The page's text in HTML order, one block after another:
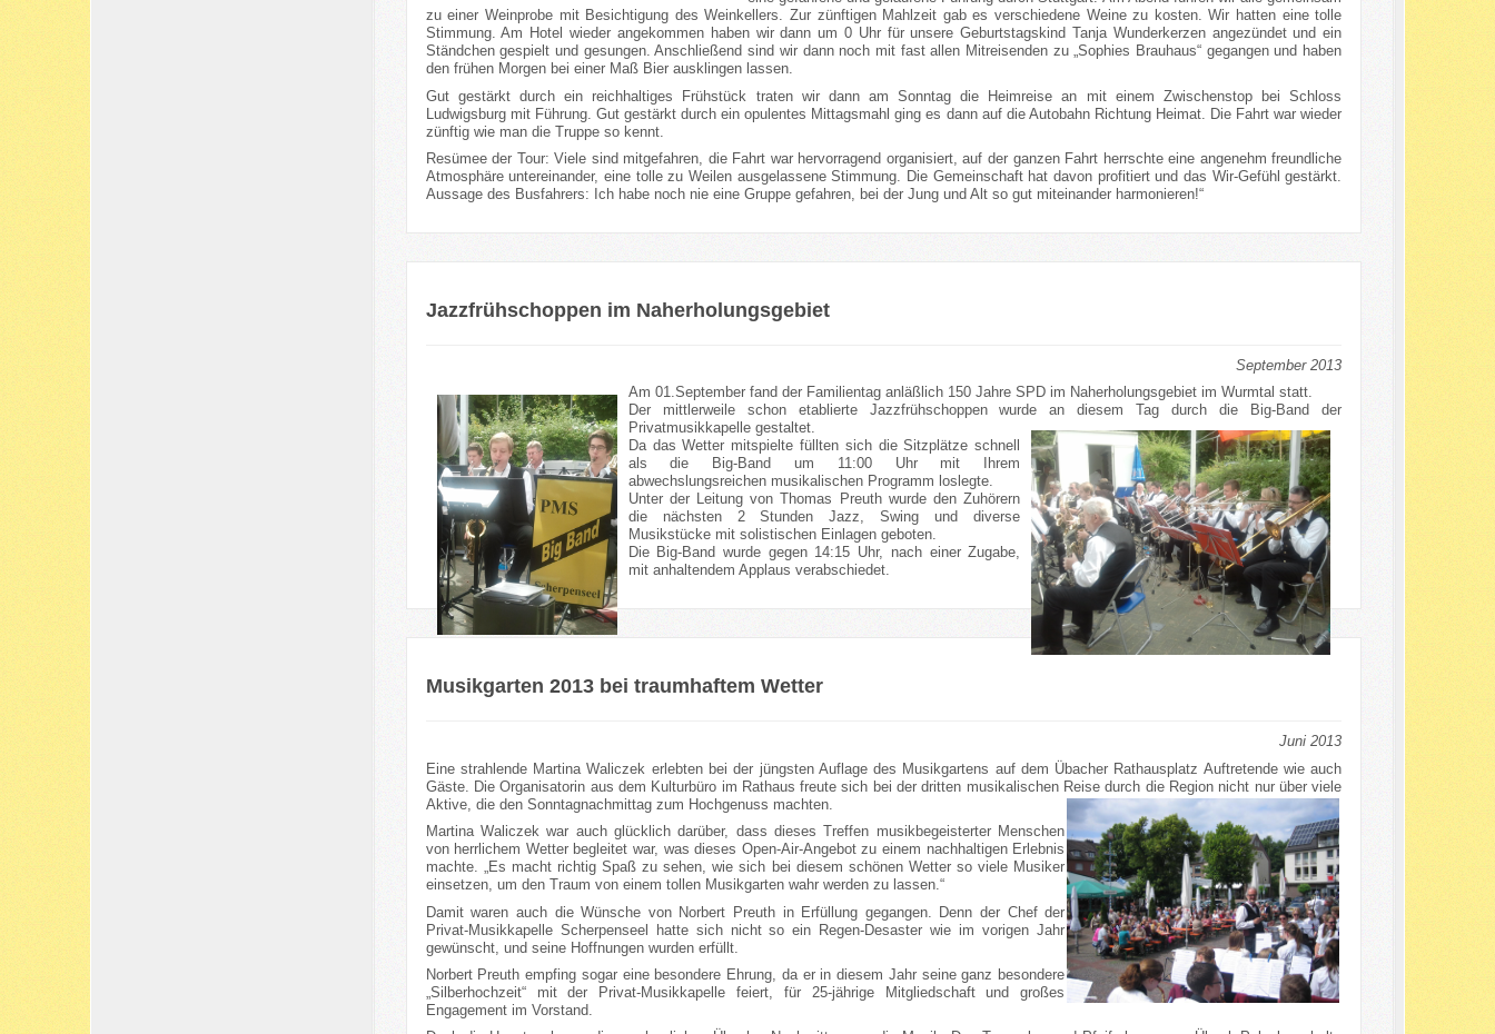
zu einer Weinprobe mit Besichtigung des Weinkellers. Zur zünftigen Mahlzeit gab es verschiedene Weine zu kosten. Wir hatten eine tolle
Stimmung. Am Hotel wieder angekommen haben wir dann um 0 Uhr für unsere Geburtstagskind Tanja Wunderkerzen angezündet und ein
Ständchen gespielt und gesungen. Anschließend sind wir dann noch mit fast allen Mitreisenden zu „Sophies Brauhaus“ gegangen und haben
den frühen Morgen bei einer Maß Bier ausklingen lassen.
Gut gestärkt durch ein reichhaltiges Frühstück traten wir dann am Sonntag die Heimreise an mit einem Zwischenstop bei Schloss
Ludwigsburg mit Führung. Gut gestärkt durch ein opulentes Mittagsmahl ging es dann auf die Autobahn Richtung Heimat. Die Fahrt war wieder
zünftig wie man die Truppe so kennt.
Resümee der Tour: Viele sind mitgefahren, die Fahrt war hervorragend organisiert, auf der ganzen Fahrt herrschte eine angenehm freundliche
Atmosphäre untereinander, eine tolle zu Weilen ausgelassene Stimmung. Die Gemeinschaft hat davon profitiert und das Wir-Gefühl gestärkt.
Aussage des Busfahrers: Ich habe noch nie eine Gruppe gefahren, bei der Jung und Alt so gut miteinander harmonieren!“
Jazzfrühschoppen im Naherholungsgebiet
September 2013
Am 01.September fand der Familientag anläßlich 150 Jahre SPD im Naherholungsgebiet im Wurmtal statt.
Der mittlerweile schon etablierte Jazzfrühschoppen wurde an diesem Tag durch die Big-Band der
Privatmusikkapelle gestaltet.
Da das Wetter mitspielte füllten sich die Sitzplätze schnell
als die Big-Band um 11:00 Uhr mit Ihrem
abwechslungsreichen musikalischen Programm loslegte.
Unter der Leitung von Thomas Preuth wurde den Zuhörern
die nächsten 2 Stunden Jazz, Swing und diverse
Musikstücke mit solistischen Einlagen geboten.
Die Big-Band wurde gegen 14:15 Uhr, nach einer Zugabe,
mit anhaltendem Applaus verabschiedet.
Musikgarten 2013 bei traumhaftem Wetter
Juni 2013
Eine strahlende Martina Waliczek erlebten bei der jüngsten Auflage des Musikgartens auf dem Übacher Rathausplatz Auftretende wie auch
Gäste. Die Organisatorin aus dem Kulturbüro im Rathaus freute sich bei der dritten musikalischen Reise durch die Region nicht nur über viele
Aktive, die den Sonntagnachmittag zum Hochgenuss machten.
Martina Waliczek war auch glücklich darüber, dass dieses Treffen musikbegeisterter Menschen
von herrlichem Wetter begleitet war, was dieses Open-Air-Angebot zu einem nachhaltigen Erlebnis
machte. „Es macht richtig Spaß zu sehen, wie sich bei diesem schönen Wetter so viele Musiker
einsetzen, um den Traum von einem tollen Musikgarten wahr werden zu lassen.“
Damit waren auch die Wünsche von Norbert Preuth in Erfüllung gegangen. Denn der Chef der
Privat-Musikkapelle Scherpenseel hatte sich nicht so ein Regen-Desaster wie im vorigen Jahr
gewünscht, und seine Hoffnungen wurden erfüllt.
Norbert Preuth empfing sogar eine besondere Ehrung, da er in diesem Jahr seine ganz besondere
„Silberhochzeit“ mit der Privat-Musikkapelle feiert, für 25-jährige Mitgliedschaft und großes
Engagement im Vorstand.